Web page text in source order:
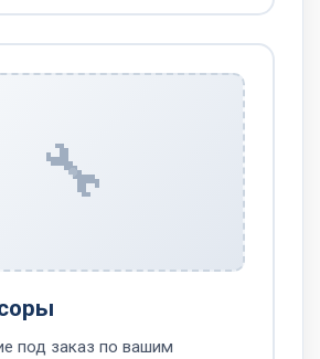
🔧
под заказ по вашим